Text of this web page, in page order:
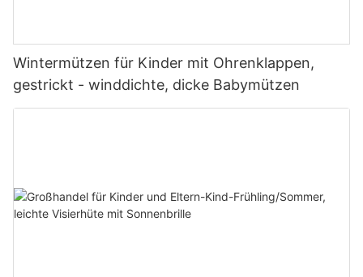
Wintermützen für Kinder mit Ohrenklappen,
gestrickt - winddichte, dicke Babymützen